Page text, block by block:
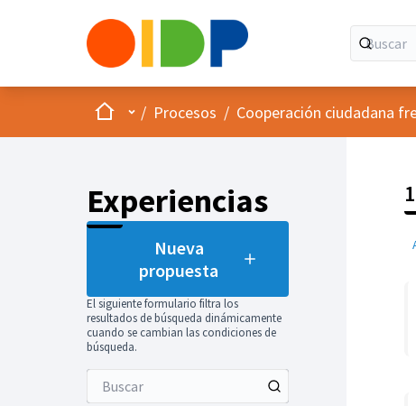
InicioMenú principal
/ Procesos / Cooperación ciudadana
Experiencias
Nueva
propuesta
El siguiente formulario filtra los
resultados de búsqueda dinámicamente
cuando se cambian las condiciones de
búsqueda.